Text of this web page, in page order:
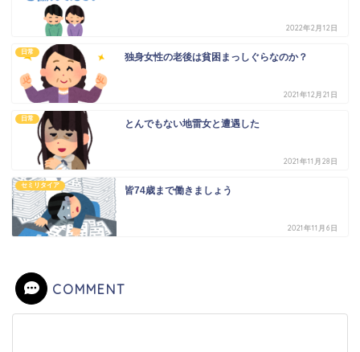
2022年2月12日
日常 独身女性の老後は貧困まっしぐらなのか？
2021年12月21日
日常 とんでもない地雷女と遭遇した
2021年11月28日
セミリタイア 皆74歳まで働きましょう
2021年11月6日
COMMENT